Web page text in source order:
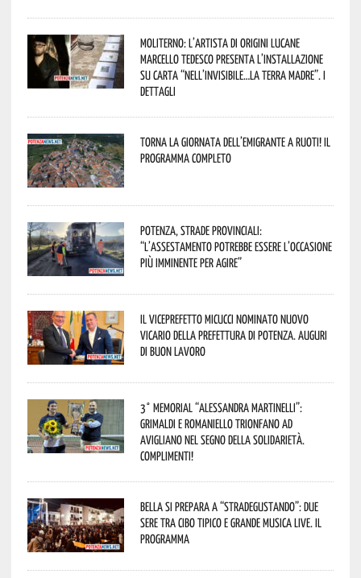
Moliterno: l’artista di origini lucane
Marcello Tedesco presenta l’installazione
su carta “Nell’invisibile…la terra madre”. I
dettagli
Torna la Giornata dell’Emigrante a Ruoti! Il
programma completo
Potenza, strade provinciali:
“L’assestamento potrebbe essere l’occasione
più imminente per agire”
Il Viceprefetto Micucci nominato nuovo
Vicario della Prefettura di Potenza. Auguri
di buon lavoro
3° Memorial “Alessandra Martinelli”:
Grimaldi e Romaniello trionfano ad
Avigliano nel segno della solidarietà.
Complimenti!
Bella si prepara a “Stradegustando”: due
sere tra cibo tipico e grande musica live. Il
programma